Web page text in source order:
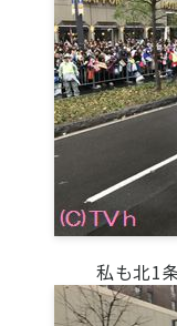
私も北1